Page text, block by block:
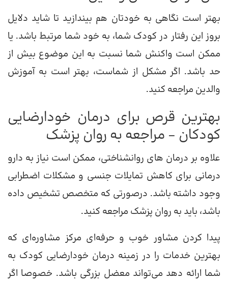
بهتر است نگاهی به خودتان هم بیندازید تا شاید دلایل
بروز این رفتار در کودک شما، به خود شما مرتبط باشد. یا
ممکن است واکنش شما نسبت به این موضوع بیش از
حد باشد. اگر مشکل از شماست، بهتر است به آموزش
والدین مراجعه کنید.
بهترین قرص برای درمان خودارضايی
کودکان – مراجعه به روان پزشک
علاوه بر درمان های روانشناختی، ممکن است نیاز به دارو
درمانی برای کاهش تمایلات جنسی و مشکلات اضطرابی
وجود داشته باشد. درصورتی که متخصص تشخیص داده
باشد، باید به روان پزشک مراجعه کنید.
پیدا کردن مشاور خوب و حرفه‌ای مرکز مشاوره‌ای که
بهترین خدمات را در زمینه درمان خودارضایی کودک به
شما ارائه دهد می‌تواند معضل بزرگی باشد. خصوصا اگر